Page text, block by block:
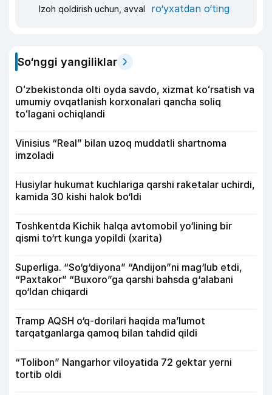
Izoh qoldirish uchun, avval ro‘yxatdan o‘ting
So‘nggi yangiliklar
Oʻzbekistonda olti oyda savdo, xizmat koʻrsatish va
umumiy ovqatlanish korxonalari qancha soliq
toʻlagani ochiqlandi
Vinisius “Real” bilan uzoq muddatli shartnoma
imzoladi
Husiylar hukumat kuchlariga qarshi raketalar uchirdi,
kamida 30 kishi halok bo‘ldi
Toshkentda Kichik halqa avtomobil yo‘lining bir
qismi to‘rt kunga yopildi (xarita)
Superliga. “So‘g‘diyona” “Andijon”ni mag‘lub etdi,
“Paxtakor” “Buxoro”ga qarshi bahsda g‘alabani
qo‘ldan chiqardi
Tramp AQSH o‘q-dorilari haqida ma’lumot
tarqatganlarga qamoq bilan tahdid qildi
“Tolibon” Nangarhor viloyatida 72 gektar yerni
tortib oldi